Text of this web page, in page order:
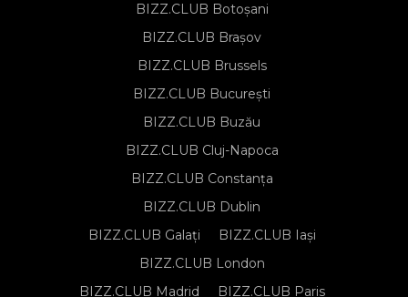
BIZZ.CLUB Botoșani
BIZZ.CLUB Brașov
BIZZ.CLUB Brussels
BIZZ.CLUB București
BIZZ.CLUB Buzău
BIZZ.CLUB Cluj-Napoca
BIZZ.CLUB Constanța
BIZZ.CLUB Dublin
BIZZ.CLUB Galați
BIZZ.CLUB Iași
BIZZ.CLUB London
BIZZ.CLUB Madrid
BIZZ.CLUB Paris